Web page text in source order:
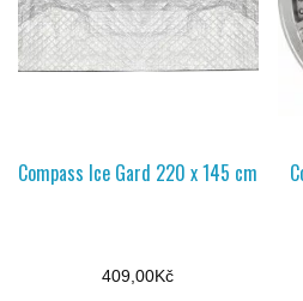
Compass Ice Gard 220 x 145 cm
409,00Kč